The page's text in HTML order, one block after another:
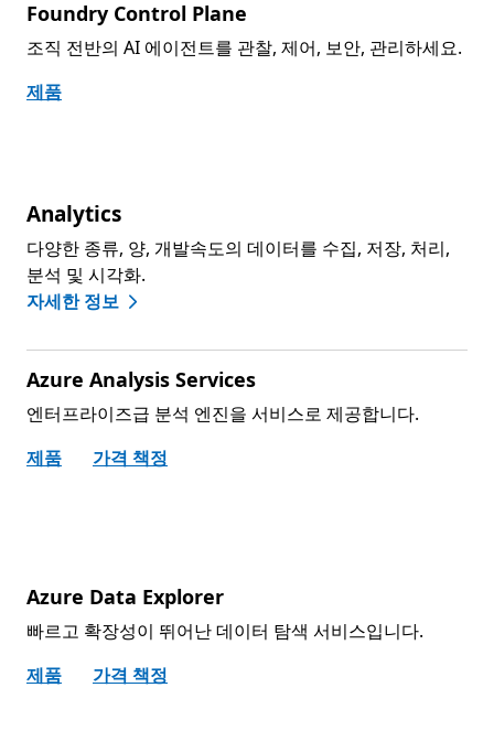
Foundry Control Plane
조직 전반의 AI 에이전트를 관찰, 제어, 보안, 관리하세요.
제품
Analytics
다양한 종류, 양, 개발속도의 데이터를 수집, 저장, 처리,
분석 및 시각화.
자세한 정보
Azure Analysis Services
엔터프라이즈급 분석 엔진을 서비스로 제공합니다.
제품
가격 책정
Azure Data Explorer
빠르고 확장성이 뛰어난 데이터 탐색 서비스입니다.
제품
가격 책정